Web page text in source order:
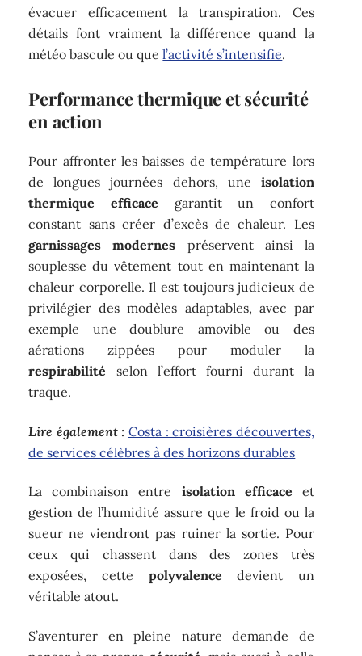
évacuer efficacement la transpiration. Ces
détails font vraiment la différence quand la
météo bascule ou quel’activité s’intensifie.
Performance thermique et sécurité
en action
Pour affronter les baisses de température lors
de longues journées dehors, une isolation
thermique efficace garantit un confort
constant sans créer d’excès de chaleur. Les
garnissages modernes préservent ainsi la
souplesse du vêtement tout en maintenant la
chaleur corporelle. Il est toujours judicieux de
privilégier des modèles adaptables, avec par
exemple une doublure amovible ou des
aérations zippées pour moduler la
respirabilité selon l’effort fourni durant la
traque.
Lire également : Costa : croisières découvertes,
de services célèbres à des horizons durables
La combinaison entre isolation efficace et
gestion de l’humidité assure que le froid ou la
sueur ne viendront pas ruiner la sortie. Pour
ceux qui chassent dans des zones très
exposées, cette polyvalence devient un
véritable atout.
S’aventurer en pleine nature demande de